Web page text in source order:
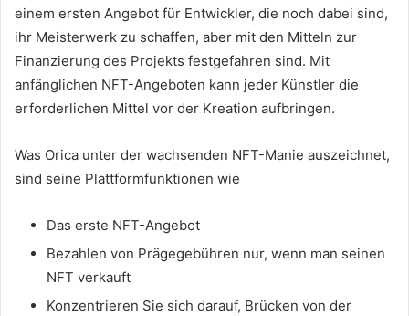
einem ersten Angebot für Entwickler, die noch dabei sind,
ihr Meisterwerk zu schaffen, aber mit den Mitteln zur
Finanzierung des Projekts festgefahren sind. Mit
anfänglichen NFT-Angeboten kann jeder Künstler die
erforderlichen Mittel vor der Kreation aufbringen.
Was Orica unter der wachsenden NFT-Manie auszeichnet,
sind seine Plattformfunktionen wie
Das erste NFT-Angebot
Bezahlen von Prägegebühren nur, wenn man seinen
NFT verkauft
Konzentrieren Sie sich darauf, Brücken von der